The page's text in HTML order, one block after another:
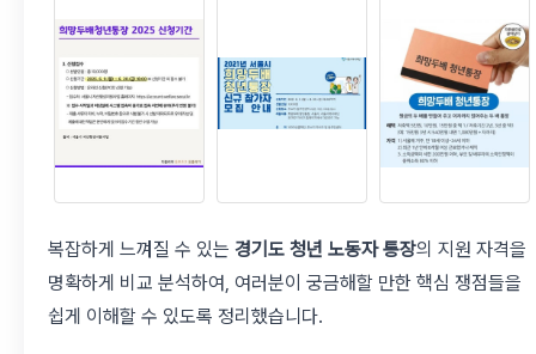
복잡하게 느껴질 수 있는 경기도 청년 노동자 통장의 지원 자격을
명확하게 비교 분석하여, 여러분이 궁금해할 만한 핵심 쟁점들을
쉽게 이해할 수 있도록 정리했습니다.